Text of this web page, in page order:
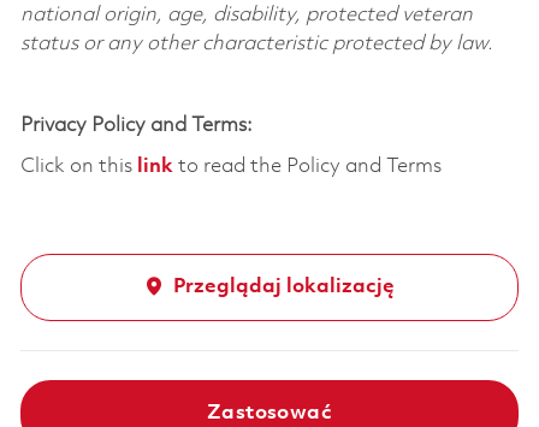
national origin, age, disability, protected veteran
status or any other characteristic protected by law.
Privacy Policy and Terms:
Click on this linkto read the Policy and Terms
Przeglądaj lokalizację
Zastosować